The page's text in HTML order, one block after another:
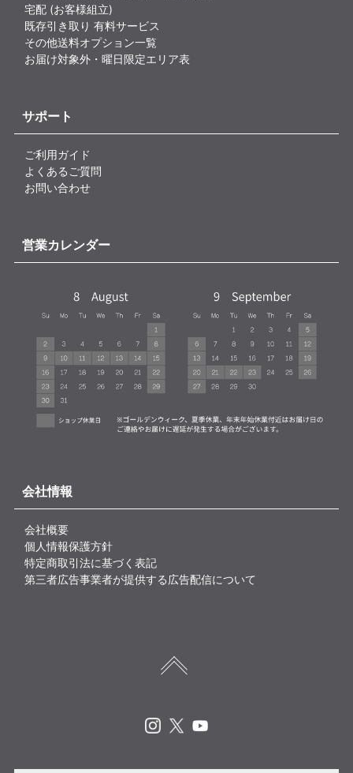
宅配 (お客様組立)
既存引き取り 有料サービス
その他送料オプション一覧
お届け対象外・曜日限定エリア表
サポート
ご利用ガイド
よくあるご質問
お問い合わせ
営業カレンダー
会社情報
会社概要
個人情報保護方針
特定商取引法に基づく表記
第三者広告事業者が提供する広告配信について